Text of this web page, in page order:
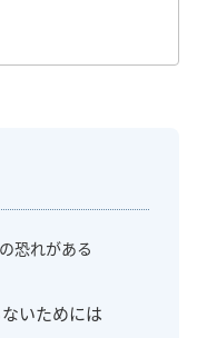
恐れがある
いためには